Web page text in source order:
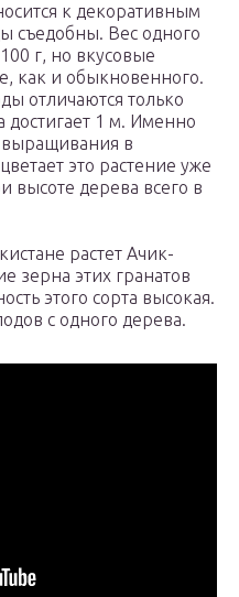
к декоративным
съедобны. Вес одного
г, но вкусовые
как и обыкновенного.
отличаются только
достигает 1 м. Именно
выращивания в
это растение уже
высоте дерева всего в
растет Ачик-
зерна этих гранатов
этого сорта высокая.
с одного дерева.